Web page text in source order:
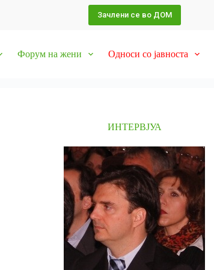
Зачлени се во ДОМ
Форум на жени Односи со јавноста
ИНТЕРВЈУА